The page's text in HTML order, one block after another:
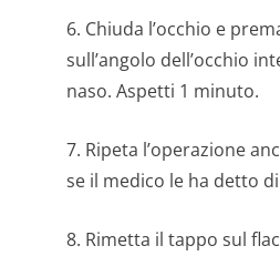
6. Chiuda l’occhio e
sull’angolo dell’occhio
naso. Aspetti 1 minuto.
7. Ripeta l’operazione
se il medico le ha detto
8. Rimetta il tappo sul